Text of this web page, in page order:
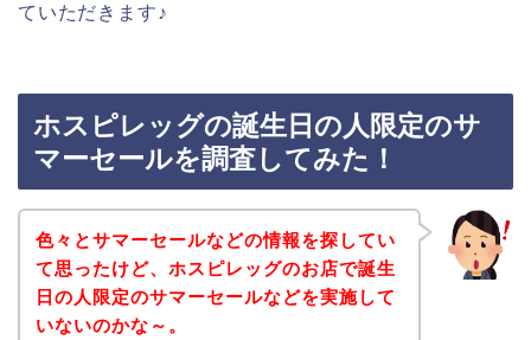
ていただきます♪
ホスピレッグの誕生日の人限定のサ
マーセールを調査してみた！
色々とサマーセールなどの情報を探してい
て思ったけど、ホスピレッグのお店で誕生
日の人限定のサマーセールなどを実施して
いないのかな～。